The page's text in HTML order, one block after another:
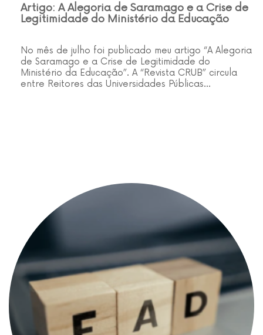
Artigo: A Alegoria de Saramago e a Crise de
Legitimidade do Ministério da Educação
No mês de julho foi publicado meu artigo “A Alegoria
de Saramago e a Crise de Legitimidade do
Ministério da Educação”. A “Revista CRUB” circula
entre Reitores das Universidades Públicas…